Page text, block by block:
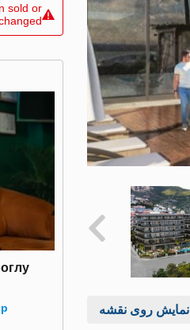
نمایش روی نقشه
sold or